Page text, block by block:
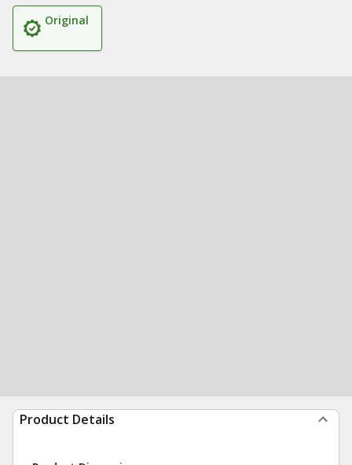
Original
Product Details